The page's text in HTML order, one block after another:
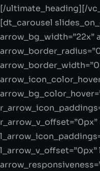
[/ultimate_heading][/
[dt_carousel
arrow_bg_width=”22x”